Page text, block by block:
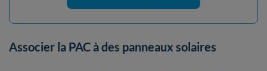
Associer la PAC à des panneaux solaires